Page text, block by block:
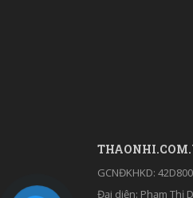
GCNĐKHKD:
Đại diện: Phạm Thị